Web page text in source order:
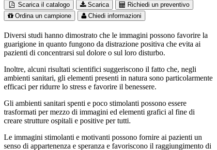
Scarica il catalogo Scarica
Richiedi un preventivo
Ordina un campione
Chiedi informazioni
Diversi studi hanno dimostrato che le immagini possono favorire la
guarigione in quanto fungono da distrazione positiva che evita ai
pazienti di concentrarsi sul dolore o sul loro disturbo.
Inoltre, alcuni risultati scientifici suggeriscono il fatto che, negli
ambienti sanitari, gli elementi presenti in natura sono particolarmente
efficaci per ridurre lo stress e favorire il benessere.
Gli ambienti sanitari spenti e poco stimolanti possono essere
trasformati per mezzo di immagini ed elementi grafici al fine di
creare strutture ospitali e positive per tutti.
Le immagini stimolanti e motivanti possono fornire ai pazienti un
senso di appartenenza e speranza e favoriscono il raggiungimento di